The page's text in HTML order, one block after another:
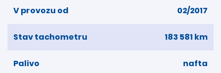
V provozu od 02/2017
Stav tachometru 183 581 km
Palivo nafta